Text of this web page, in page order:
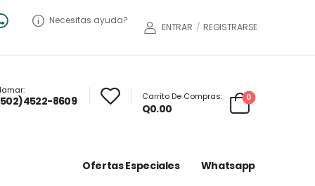
Necesitas ayuda?
ENTRAR / REGISTRARSE
8609 Carrito De Compras:
Q0.00
0
Ofertas Especiales Whatsapp